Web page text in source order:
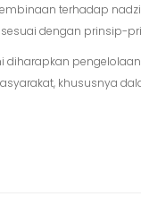
terhadap
dengan prinsip-
diharapkan
khususnya